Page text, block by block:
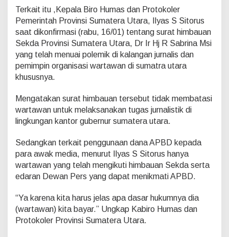
U
c
a
p
a
n
n
Terkait itu ,Kepala Biro Humas dan Protokoler
Pemerintah Provinsi Sumatera Utara, Ilyas S Sitorus
saat dikonfirmasi (rabu, 16/01) tentang surat himbauan
Sekda Provinsi Sumatera Utara, Dr Ir Hj R Sabrina Msi
yang telah menuai polemik di kalangan jurnalis dan
pemimpin organisasi wartawan di sumatra utara
khususnya.
Mengatakan surat himbauan tersebut tidak membatasi
wartawan untuk melaksanakan tugas jurnalistik di
lingkungan kantor gubernur sumatera utara.
Sedangkan terkait penggunaan dana APBD kepada
para awak media, menurut Ilyas S Sitorus hanya
wartawan yang telah mengikuti himbauan Sekda serta
edaran Dewan Pers yang dapat menikmati APBD.
“Ya karena kita harus jelas apa dasar hukumnya dia
(wartawan) kita bayar.” Ungkap Kabiro Humas dan
Protokoler Provinsi Sumatera Utara.